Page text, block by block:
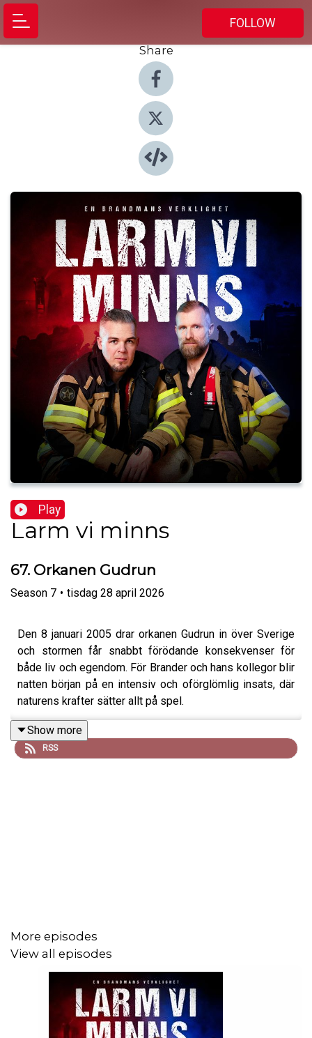
FOLLOW
Share
Play
Larm vi minns
67. Orkanen Gudrun
Season 7 • tisdag 28 april 2026
Den 8 januari 2005 drar orkanen Gudrun in över Sverige
och stormen får snabbt förödande konsekvenser för
både liv och egendom. För Brander och hans kollegor blir
natten början på en intensiv och oförglömlig insats, där
naturens krafter sätter allt på spel.
Mejla dina lyssnarfrågor till hej@larmviminns.se och följ
Larm vi minns på Facebook, TikTok, och Instagram.
Show more
RSS
More episodes
View all episodes